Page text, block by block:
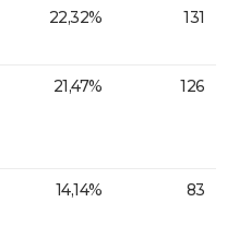
22,32% 131
21,47% 126
14,14% 83